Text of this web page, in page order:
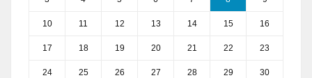
10 11 12 13 14 15 16
17 18 19 20 21 22 23
24 25 26 27 28 29 30